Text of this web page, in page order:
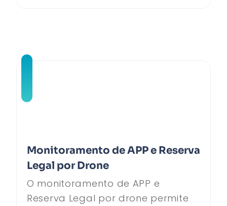
Monitoramento de APP e Reserva
Legal por Drone
O monitoramento de APP e
Reserva Legal por drone permite